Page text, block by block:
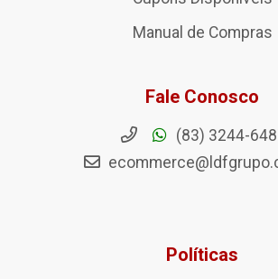
Manual de Compras
Fale Conosco
(83) 3244-
Políticas